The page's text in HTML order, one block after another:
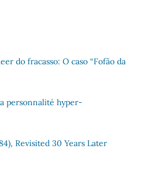
do fracasso: O caso “Fofão da
personnalité hyper-
Revisited 30 Years Later